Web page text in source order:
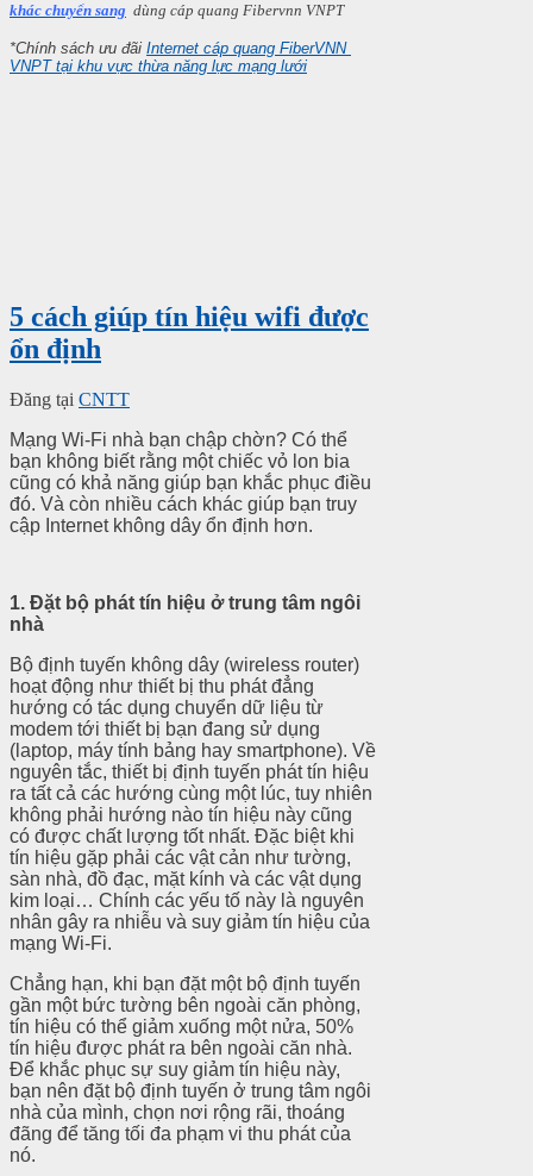
khác chuyển sang dùng cáp quang Fibervnn VNPT
*Chính sách ưu đãi Internet cáp quang FiberVNN
VNPT tại khu vực thừa năng lực mạng lưới
5 cách giúp tín hiệu wifi được
ổn định
Đăng tại CNTT
Mạng Wi-Fi nhà bạn chập chờn? Có thể
bạn không biết rằng một chiếc vỏ lon bia
cũng có khả năng giúp bạn khắc phục điều
đó. Và còn nhiều cách khác giúp bạn truy
cập Internet không dây ổn định hơn.
1. Đặt bộ phát tín hiệu ở trung tâm ngôi
nhà
Bộ định tuyến không dây (wireless router)
hoạt động như thiết bị thu phát đẳng
hướng có tác dụng chuyển dữ liệu từ
modem tới thiết bị bạn đang sử dụng
(laptop, máy tính bảng hay smartphone). Về
nguyên tắc, thiết bị định tuyến phát tín hiệu
ra tất cả các hướng cùng một lúc, tuy nhiên
không phải hướng nào tín hiệu này cũng
có được chất lượng tốt nhất. Đặc biệt khi
tín hiệu gặp phải các vật cản như tường,
sàn nhà, đồ đạc, mặt kính và các vật dụng
kim loại… Chính các yếu tố này là nguyên
nhân gây ra nhiễu và suy giảm tín hiệu của
mạng Wi-Fi.
Chẳng hạn, khi bạn đặt một bộ định tuyến
gần một bức tường bên ngoài căn phòng,
tín hiệu có thể giảm xuống một nửa, 50%
tín hiệu được phát ra bên ngoài căn nhà.
Để khắc phục sự suy giảm tín hiệu này,
bạn nên đặt bộ định tuyến ở trung tâm ngôi
nhà của mình, chọn nơi rộng rãi, thoáng
đãng để tăng tối đa phạm vi thu phát của
nó.